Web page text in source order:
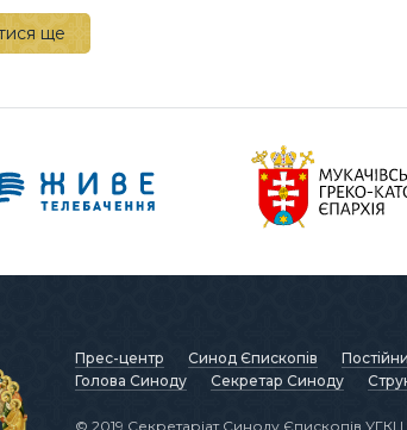
ще
Прес-центр Синод Єпископів
Голова Синоду
Секретар Синоду
© 2019 Секретаріат Синоду Єпископів